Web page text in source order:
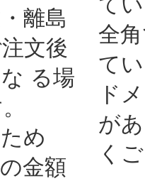
離島
文後
る場
め
金額
全
て
ド
が
く